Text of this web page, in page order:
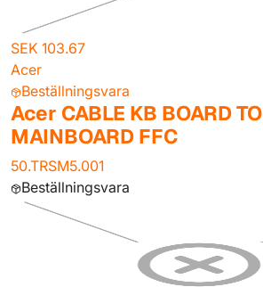
SEK 103.67
Acer
Beställningsvara
Acer CABLE KB BOARD TO
MAINBOARD FFC
50.TRSM5.001
Beställningsvara